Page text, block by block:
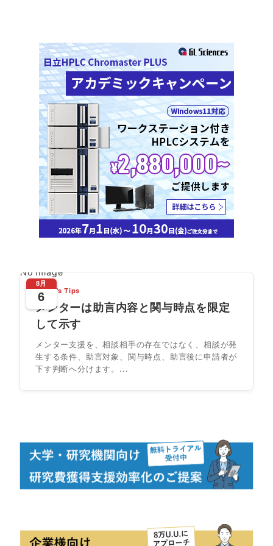
No Image
8月
6
Today's Tips
メンターは助言内容と関与時点を限定
して示す
メンター支援を、相談相手の存在ではなく、相談が発
生する条件、助言対象、関与時点、助言後に申請者が
下す判断へ分けます。...